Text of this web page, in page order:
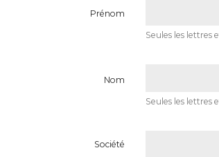
Prénom
Seules les lettres
Nom
Seules les lettres
Société